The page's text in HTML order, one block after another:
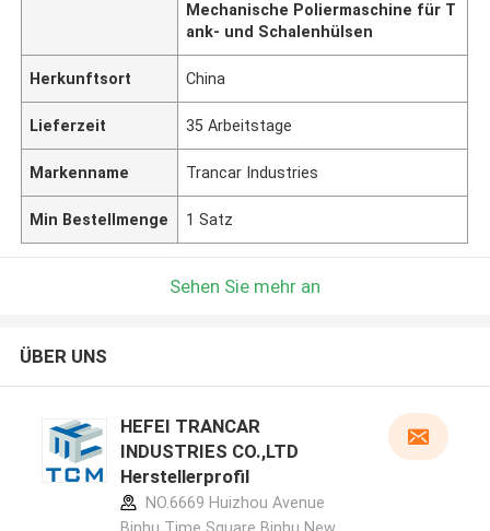
Mechanische Poliermaschine für T
ank- und Schalenhülsen
Herkunftsort China
Lieferzeit 35 Arbeitstage
Markenname Trancar Industries
Min Bestellmenge 1 Satz
Sehen Sie mehr an
ÜBER UNS
HEFEI TRANCAR
INDUSTRIES CO.,LTD
Herstellerprofil
NO.6669 Huizhou Avenue